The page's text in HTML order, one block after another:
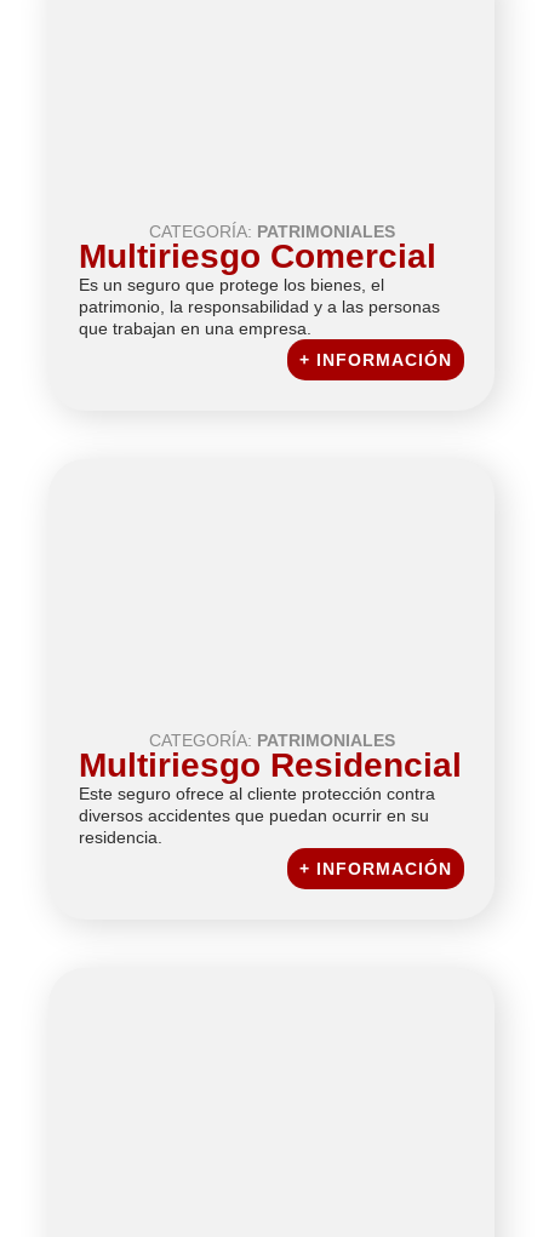
CATEGORÍA: PATRIMONIALES
Multiriesgo Comercial
Es un seguro que protege los bienes, el
patrimonio, la responsabilidad y a las personas
que trabajan en una empresa.
+ INFORMACIÓN
CATEGORÍA: PATRIMONIALES
Multiriesgo Residencial
Este seguro ofrece al cliente protección contra
diversos accidentes que puedan ocurrir en su
residencia.
+ INFORMACIÓN